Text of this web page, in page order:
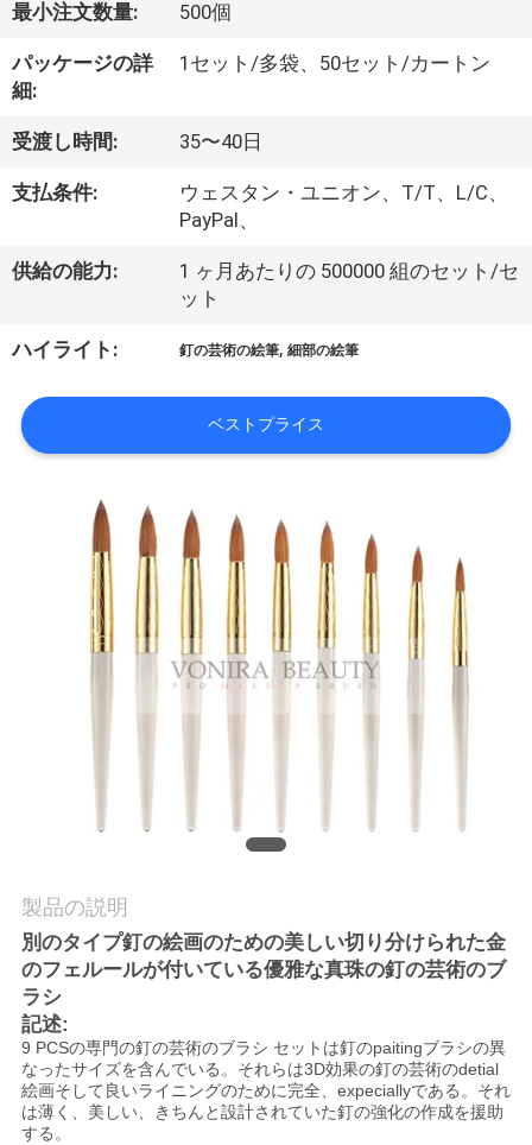
つ
い
て
工
旅
行
PRIVACY
最小注文数量: 500個
パッケージの詳
細:
1セット/多袋、50セット/カートン
受渡し時間: 35〜40日
支払条件:
ウェスタン・ユニオン、T/T、L/C、
PayPal、
供給の能力:
1 ヶ月あたりの 500000 組のセット/セ
ット
ハイライト: 釘の芸術の絵筆,細部の絵筆
ベストプライス
製品の説明
別のタイプ釘の絵画のための美しい切り分けられた金
のフェルールが付いている優雅な真珠の釘の芸術のブ
ラシ
記述:
9 PCSの専門の釘の芸術のブラシ セットは釘のpaitingブラシの異
なったサイズを含んでいる。それらは3D効果の釘の芸術のdetial
絵画そして良いライニングのために完全、expeciallyである。それ
は薄く、美しい、きちんと設計されていた釘の強化の作成を援助
する。